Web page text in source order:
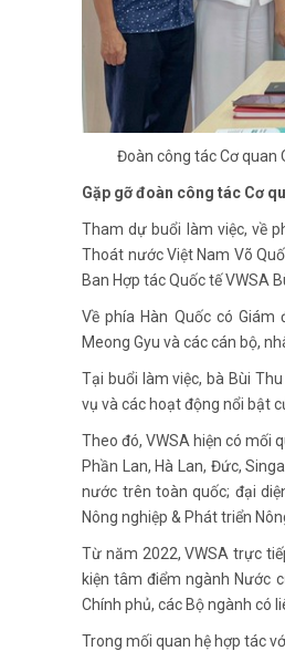
Đoàn công tác Cơ quan
Gặp gỡ đoàn công tác Cơ
Tham dự buổi làm việc, về
Thoát nước Việt Nam Võ
Ban Hợp tác Quốc tế VWSA
Về phía Hàn Quốc có
Meong Gyu và các cán bộ,
Tại buổi làm việc, bà Bùi
vụ và các hoạt động nổi bật
Theo đó, VWSA hiện có mối
Phần Lan, Hà Lan, Đức,
nước trên toàn quốc; đại
Nông nghiệp & Phát triển
Từ năm 2022, VWSA trực
kiện tâm điểm ngành Nước
Chính phủ, các Bộ ngành có
Trong mối quan hệ hợp tác